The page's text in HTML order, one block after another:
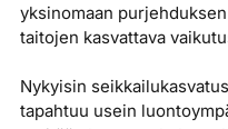
yksinomaan
taitojen kasvattava
Nykyisin
tapahtuu usein